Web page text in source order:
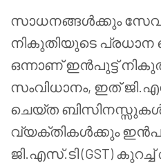
സാധനങ്ങൾക്കും
നികുതിയുടെ
ഒന്നാണ് ഇൻപുട്ട്
സംവിധാനം, ഇത്
ചെയ്ത
വ്യക്തികൾക്കും
ജി.എസ്.ടി (GST)